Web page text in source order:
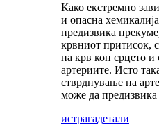
Како екстремно
и опасна
предизвика
крвниот притисок,
на крв кон срцето и
артериите. Исто
стврднување на
може да предизвика
истрагадетали